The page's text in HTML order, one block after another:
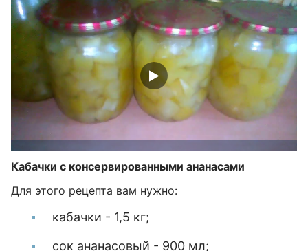
Кабачки с консервированными ананасами
Для этого рецепта вам нужно:
кабачки - 1,5 кг;
сок ананасовый - 900 мл;